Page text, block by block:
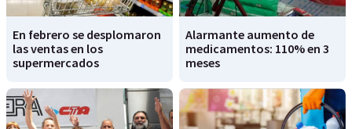
En febrero se desplomaron
las ventas en los
supermercados
Alarmante aumento de
medicamentos: 110% en 3
meses